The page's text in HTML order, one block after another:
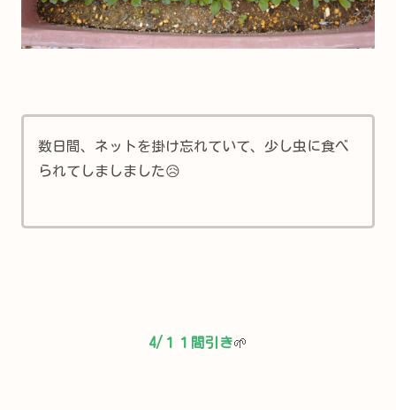
数日間、ネットを掛け忘れていて、少し虫に食べ
られてしましました😥
4/１１ 間引き🌱